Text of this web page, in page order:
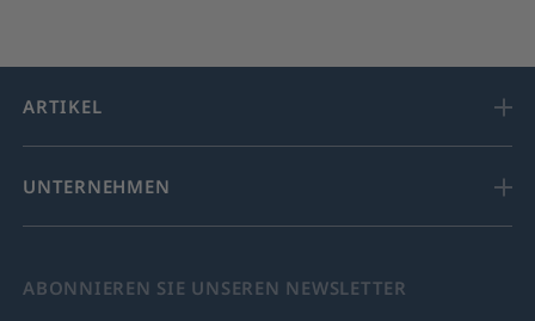
ARTIKEL
UNTERNEHMEN
ABONNIEREN SIE UNSEREN NEWSLETTER